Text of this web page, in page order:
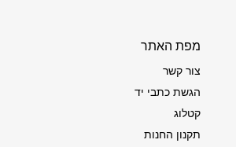
מפת האתר
צור קשר
הגשת כתבי יד
קטלוג
תקנון החנות